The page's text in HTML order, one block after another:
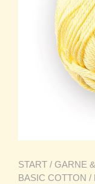
START / GARNE
BASIC COTTON /